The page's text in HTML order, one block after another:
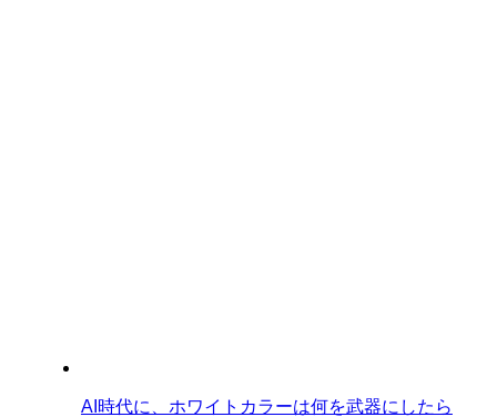
AI時代に、ホワイトカラーは何を武器にしたら